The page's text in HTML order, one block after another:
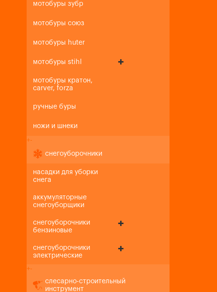
мотобуры зубр
мотобуры союз
мотобуры huter
мотобуры stihl
мотобуры кратон,
carver, forza
ручные буры
ножи и шнеки
+-
снегоуборочники
насадки для уборки
снега
аккумуляторные
снегоуборщики
снегоуборочники
бензиновые
снегоуборочники
электрические
+-
слесарно-строительный
инструмент